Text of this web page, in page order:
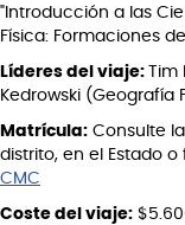
"Introducción a las
Física: Formaciones
Líderes del viaje:
Kedrowski (Geografía
Matrícula: Consulte
distrito, en el Estado o
CMC
Coste del viaje: